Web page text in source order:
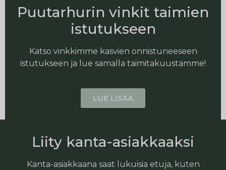
Puutarhurin vinkit taimien
istutukseen
Katso vinkkimme kasvien onnistuneeseen
istutukseen ja lue samalla taimitakuustamme!
LUE LISÄÄ
Liity kanta-asiakkaaksi
Kanta-asiakkaana saat lukuisia etuja, kuten